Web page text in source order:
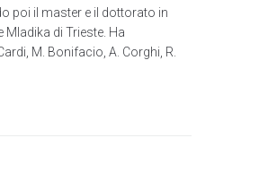
poi il master e il dottorato in
di Trieste. Ha
M. Bonifacio, A. Corghi, R.